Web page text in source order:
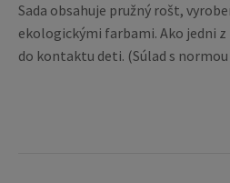
Sada obsahuje pružný rošt,
ekologickými farbami. Ako jedni
do kontaktu deti. (Súlad s